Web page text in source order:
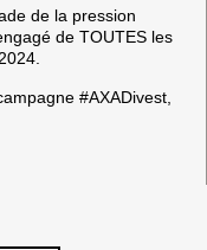
de la pression
de TOUTES les
#AXADivest,